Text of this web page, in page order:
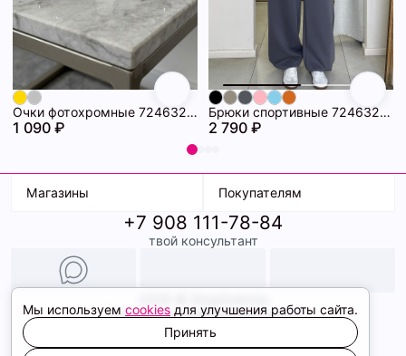
Очки фотохромные 72463294\448
1 090 ₽
Брюки спортивные 72463281\1008
2 790 ₽
Магазины
ТК Терминал
ТРК Континент
Покупателям
Доставка
Условия оплаты
Образы
+7 908 111-78-84
твой консультант
Политика конфиденциальности
Соглашение cookie
Сайт создали
Мы используем cookies для улучшения работы сайта.
Принять